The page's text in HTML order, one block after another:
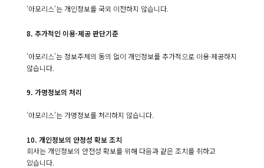
'아모리스'는 개인정보를 국외 이전하지 않습니다.
8. 추가적인 이용·제공 판단기준
'아모리스'는 정보주체의 동의 없이 개인정보를 추가적으로 이용·제공하지
않습니다.
9. 가명정보의 처리
'아모리스'는 가명정보를 처리하지 않습니다.
10. 개인정보의 안정성 확보 조치
회사는 개인정보의 안전성 확보를 위해 다음과 같은 조치를 취하고
있습니다.